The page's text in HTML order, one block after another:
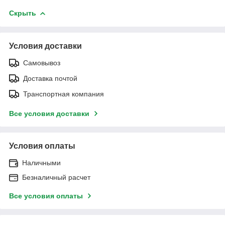
Скрыть
Условия доставки
Самовывоз
Доставка почтой
Транспортная компания
Все условия доставки
Условия оплаты
Наличными
Безналичный расчет
Все условия оплаты